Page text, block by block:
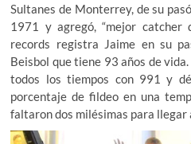
Sultanes de Monterrey, de su
1971 y agregó, “mejor catcher
records registra Jaime en su
Beisbol que tiene 93 años de
todos los tiempos con 991 y
porcentaje de fildeo en una
faltaron dos milésimas para llegar